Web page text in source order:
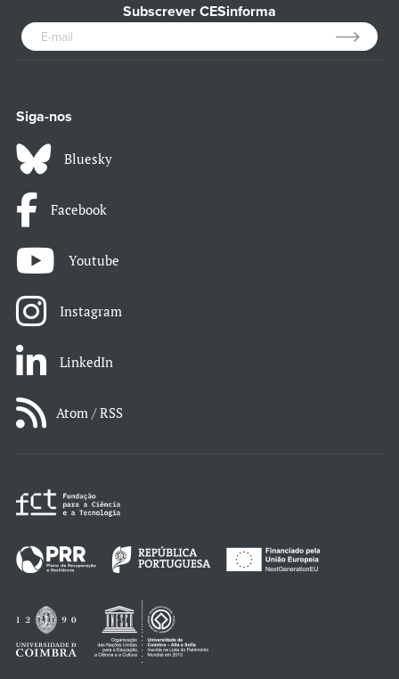
Subscrever CESinforma
Siga-nos
Bluesky
Facebook
Youtube
Instagram
LinkedIn
Atom / RSS